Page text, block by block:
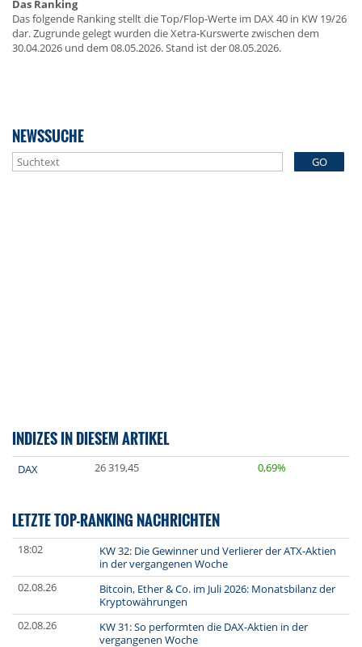
Das Ranking
Das folgende Ranking stellt die Top/Flop-Werte im DAX 40 in KW 19/26
dar. Zugrunde gelegt wurden die Xetra-Kurswerte zwischen dem
30.04.2026 und dem 08.05.2026. Stand ist der 08.05.2026.
NEWSSUCHE
GO
INDIZES IN DIESEM ARTIKEL
DAX 26 319,45 0,69%
LETZTE TOP-RANKING NACHRICHTEN
18:02
KW 32: Die Gewinner und Verlierer der ATX-Aktien
in der vergangenen Woche
02.08.26
Bitcoin, Ether & Co. im Juli 2026: Monatsbilanz der
Kryptowährungen
02.08.26
KW 31: So performten die DAX-Aktien in der
vergangenen Woche